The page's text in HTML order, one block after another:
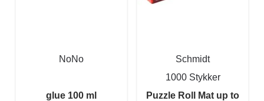
NoNo
glue 100 ml
Schmidt
1000 Stykker
Puzzle Roll Mat up to